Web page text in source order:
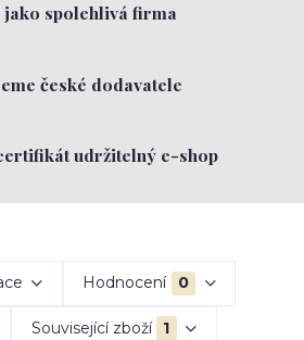
jako spolehlivá firma
české dodavatele
udržitelný e-shop
Hodnocení 0
Související zboží 1